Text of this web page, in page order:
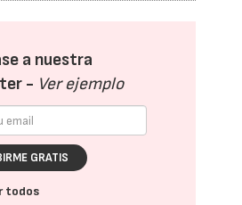
a nuestra
- Ver ejemplo
GRATIS
todos